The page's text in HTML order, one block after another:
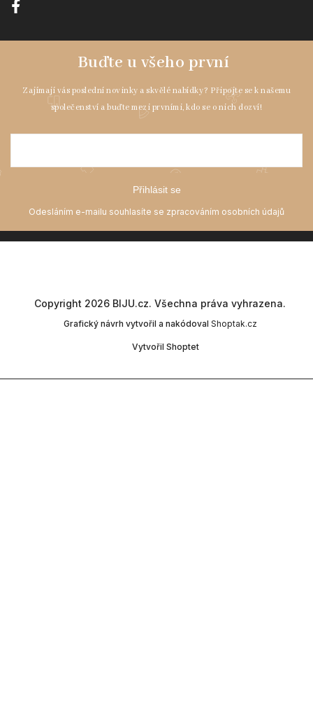
Přihlásit se
Vytvořil Shoptet
Copyright 2026 BIJU.cz. Všechna práva vyhrazena.
Grafický návrh vytvořil a nakódoval Shoptak.cz